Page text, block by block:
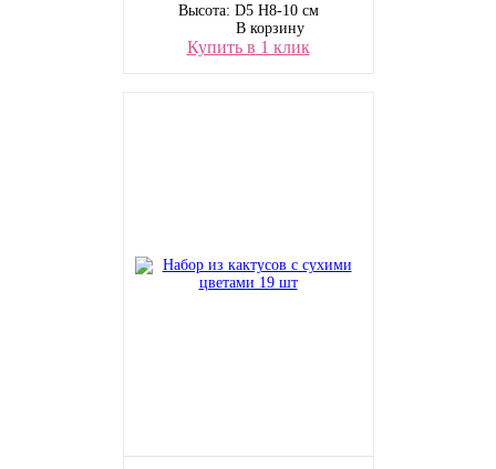
Высота: D5 H8-10 см
В корзину
Купить в 1 клик